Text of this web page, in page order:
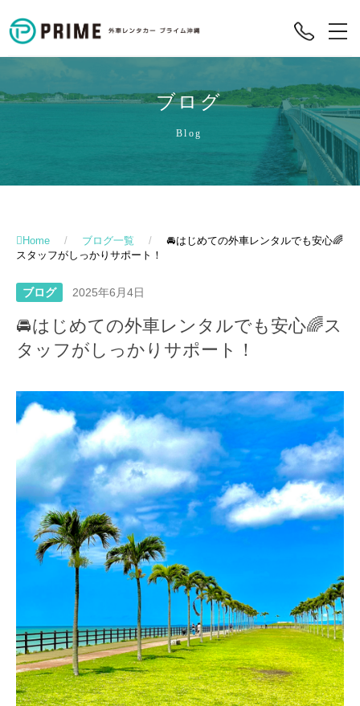
ブログ
Blog
Home / ブログ一覧 /
🚘はじめての外車レンタルでも安心🌈
スタッフがしっかりサポート！
ブログ 2025年6月4日
🚘はじめての外車レンタルでも安心🌈ス
タッフがしっかりサポート！